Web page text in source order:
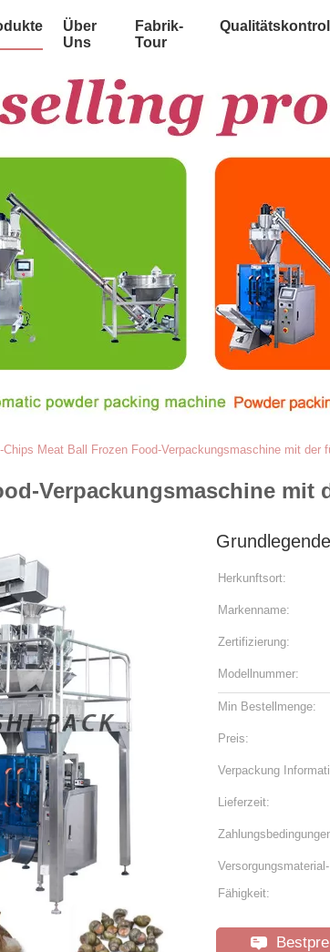
Über
Uns
Fabrik-
Tour
Chips Meat Ball Frozen Food-Verpackungsmaschine mit der
Verpackungsmaschine mit
Herkunftsort:
Markenname:
Zertifizierung:
Modellnummer:
Min Bestellmenge:
Preis:
Verpackung
Lieferzeit:
Versorgungsmaterial-
Fähigkeit: